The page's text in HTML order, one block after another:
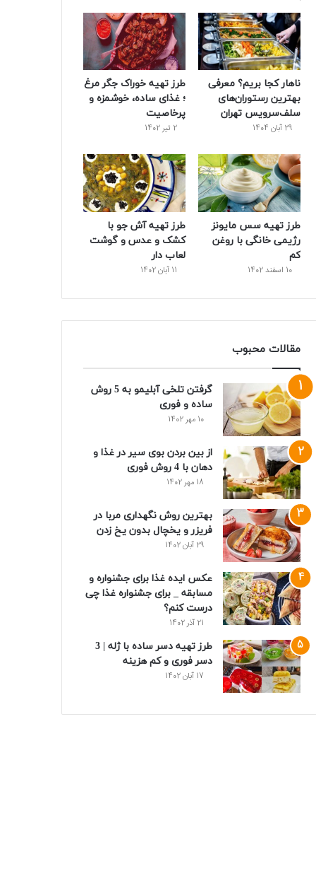
ک
ر
ی
س
ت
ب
س
ناهار کجا بریم؟ معرفی
بهترین رستوران‌های
سلف‌سرویس تهران
29 آبان 1404
طرز تهیه خوراک جگر مرغ
؛ غذای ساده، خوشمزه و
پرخاصیت
2 تیر 1402
طرز تهیه سس مایونز
رژیمی خانگی با روغن
کم
10 اسفند 1402
طرز تهیه آش جو با
کشک و عدس و گوشت
لعاب دار
11 آبان 1402
مقالات محبوب
گرفتن تلخی آبلیمو به 5 روش
ساده و فوری
10 مهر 1402
از بین بردن بوی سیر در غذا و
دهان با 4 روش فوری
18 مهر 1402
بهترین روش نگهداری مربا در
فریزر و یخچال بدون یخ زدن
29 آبان 1402
عکس ایده غذا برای جشنواره و
مسابقه _ برای جشنواره غذا چی
درست کنم؟
21 آذر 1402
طرز تهیه دسر ساده با ژله | 3
دسر فوری و کم هزینه
17 آبان 1402